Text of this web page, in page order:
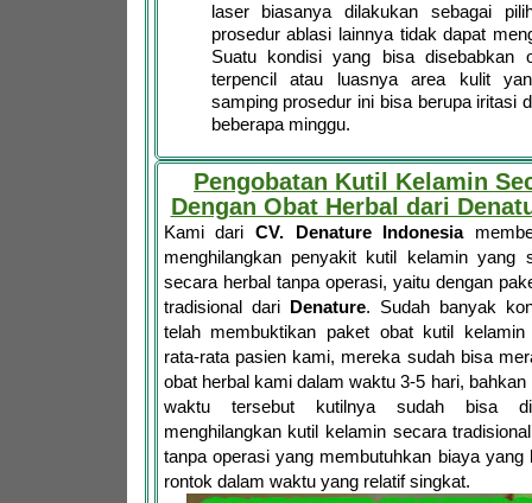
laser biasanya dilakukan sebagai
prosedur ablasi lainnya tidak dapat
Suatu kondisi yang bisa disebabkan
terpencil atau luasnya area kulit
samping prosedur ini bisa berupa iritasi
beberapa minggu.
Pengobatan Kutil Kelamin
Dengan Obat Herbal dari
Kami dari CV. Denature Indonesia
menghilangkan penyakit kutil kelamin yang
secara herbal tanpa operasi, yaitu dengan
tradisional dari Denature. Sudah banyak
telah membuktikan paket obat kutil kelamin
rata-rata pasien kami, mereka sudah bisa
obat herbal kami dalam waktu 3-5 hari,
waktu tersebut kutilnya sudah bisa
menghilangkan kutil kelamin secara
tanpa operasi yang membutuhkan biaya yang
rontok dalam waktu yang relatif singkat.